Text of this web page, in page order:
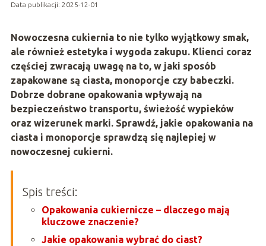
Data publikacji: 2025-12-01
Nowoczesna cukiernia to nie tylko wyjątkowy smak,
ale również estetyka i wygoda zakupu. Klienci coraz
częściej zwracają uwagę na to, w jaki sposób
zapakowane są ciasta, monoporcje czy babeczki.
Dobrze dobrane opakowania wpływają na
bezpieczeństwo transportu, świeżość wypieków
oraz wizerunek marki. Sprawdź, jakie opakowania na
ciasta i monoporcje sprawdzą się najlepiej w
nowoczesnej cukierni.
Spis treści:
Opakowania cukiernicze – dlaczego mają
kluczowe znaczenie?
Jakie opakowania wybrać do ciast?